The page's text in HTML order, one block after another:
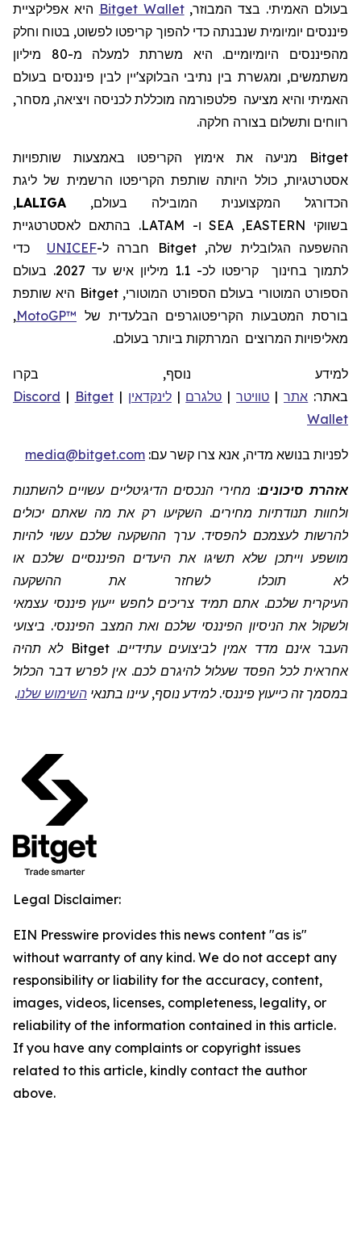
בעולם האמיתי. בצד המבוזר,Bitget Wallet היא אפליקציית
פיננסים יומיומית שנבנתה כדי להפוך קריפטו לפשוט, בטוח וחלק
מהפיננסים היומיומיים. היא
משרתת למעלה מ-80 מיליון
משתמשים, ומגשרת בין נתיבי הבלוקצ'יין לבין פיננסים בעולם
האמיתי והיא מציעה פלטפורמה מוכללת לכניסה ויציאה, מסחר,
רווחים ותשלום בצורה חלקה.
Bitget מניעה את אימוץ הקריפטו
באמצעות שותפויות
אסטרטגיות, כולל היותה שותפת הקריפטו הרשמית של ליגת
הכדורגל המקצוענית
המובילה בעולם, LALIGA
,
בשווקי EASTERN
,
SEA ו- LATAM
. בהתאם לאסטרטגיית
ההשפעה הגלובלית שלה, Bitget חברה ל-UNICEF
כדי
לתמוך בחינוך
קריפטו לכ- 1.1 מיליון איש עד 2027.
בעולם
הספורט המוטורי בעולם הספורט המוטורי, Bitget היא שותפת
בורסת המטבעות הקריפטוגרפים הבלעדית של MotoGP™
,
מאליפויות המרוצים המרתקות ביותר בעולם.
למידע נוסף, בקרו
באתר: אתר| טוויטר| טלגרם |לינקדאין |
Discord | Bitget
Wallet
לפניות בנושא מדיה, אנא צרו קשר עם: media@bitget.com
אזהרת סיכונים: מחירי הנכסים הדיגיטליים עשויים להשתנות
ולחוות תנודתיות מחירים. השקיעו רק את מה שאתם יכולים
להרשות לעצמכם להפסיד. ערך ההשקעה שלכם עשוי להיות
מושפע וייתכן שלא תשיגו את היעדים הפיננסיים שלכם או
לא תוכלו לשחזר את ההשקעה
העיקרית שלכם. אתם תמיד צריכים לחפש ייעוץ פיננסי עצמאי
ולשקול את הניסיון הפיננסי שלכם ואת המצב הפיננסי. ביצועי
העבר אינם מדד אמין לביצועים עתידיים.Bitget לא תהיה
אחראית לכל הפסד שעלול להיגרם לכם. אין לפרש דבר הכלול
במסמך זה כייעוץ פיננסי. למידע נוסף, עיינו בתנאי השימוש שלנו.
Legal Disclaimer:
EIN Presswire provides this news content "as is"
without warranty of any kind. We do not accept any
responsibility or liability for the accuracy, content,
images, videos, licenses, completeness, legality, or
reliability of the information contained in this article.
If you have any complaints or copyright issues
related to this article, kindly contact the author
above.